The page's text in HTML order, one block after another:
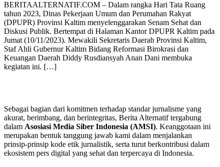
BERITAALTERNATIF.COM – Dalam rangka Hari Tata Ruang
tahun 2023, Dinas Pekerjaan Umum dan Perumahan Rakyat
(DPUPR) Provinsi Kaltim menyelenggarakan Senam Sehat dan
Diskusi Publik. Bertempat di Halaman Kantor DPUPR Kaltim pada
Jumat (10/11/2023). Mewakili Sekretaris Daerah Provinsi Kaltim,
Staf Ahli Gubernur Kaltim Bidang Reformasi Birokrasi dan
Keuangan Daerah Diddy Rusdiansyah Anan Dani membuka
kegiatan ini. […]
Sebagai bagian dari komitmen terhadap standar jurnalisme yang
akurat, berimbang, dan berintegritas, Berita Alternatif tergabung
dalam Asosiasi Media Siber Indonesia (AMSI). Keanggotaan ini
merupakan bentuk tanggung jawab kami dalam menjalankan
prinsip-prinsip kode etik jurnalistik, serta turut berkontribusi dalam
ekosistem pers digital yang sehat dan terpercaya di Indonesia.